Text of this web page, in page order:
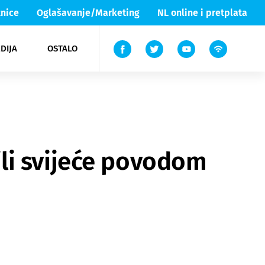
Oglašavanje/Marketing NL online i pretplata
OSTALO
Lika & Senj
TV
svijeće povodom